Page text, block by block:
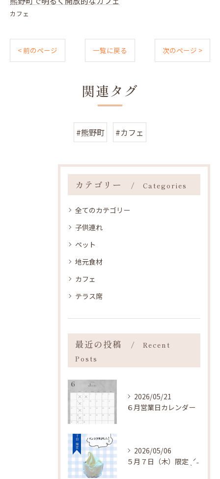
カフェ
< 前のページ 一覧に戻る 次のページ >
関連タグ
#熊野町 #カフェ
カテゴリー Categories
全てのカテゴリー
子供連れ
ペット
地元食材
カフェ
テラス席
最近の投稿
Recent
Posts
2026/05/21
６月営業日カレンダー
2026/05/06
５月７日（木）限定 ˎˊ˗